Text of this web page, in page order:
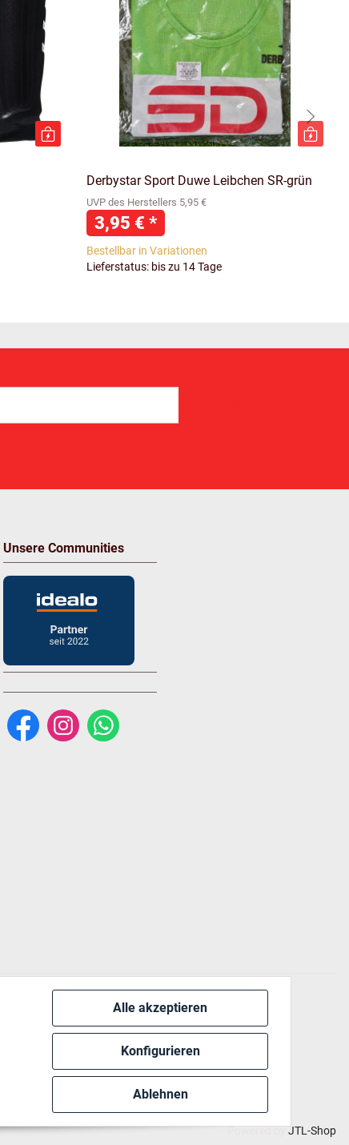
Alle akzeptieren
Konfigurieren
Ablehnen
Derbystar Sport Duwe Leibchen SR-grün
UVP des Herstellers 5,95 €
3,95 € *
Bestellbar in Variationen
Lieferstatus: bis zu 14 Tage
Unsere Communities
JTL-Shop